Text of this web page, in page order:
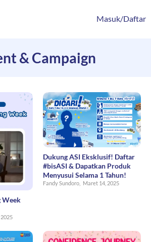
Masuk/Daftar
& Campaign
Week
Dukung ASI Eksklusif! Daftar
#bisASI & Dapatkan Produk
Menyusui Selama 1 Tahun!
Fandy Sundoro, Maret 14, 2025